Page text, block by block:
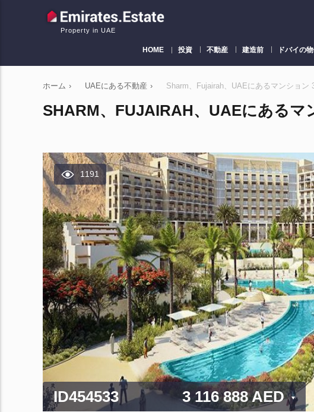
Property in UAE
HOME 投資 不動産 建造前 ドバイの
ホーム › UAEにある不動産 › Sharm、Fujairah、UAEにあるマンション
SHARM、FUJAIRAH、UAEにあるマ
1191
ID454533 3 116 888 AED